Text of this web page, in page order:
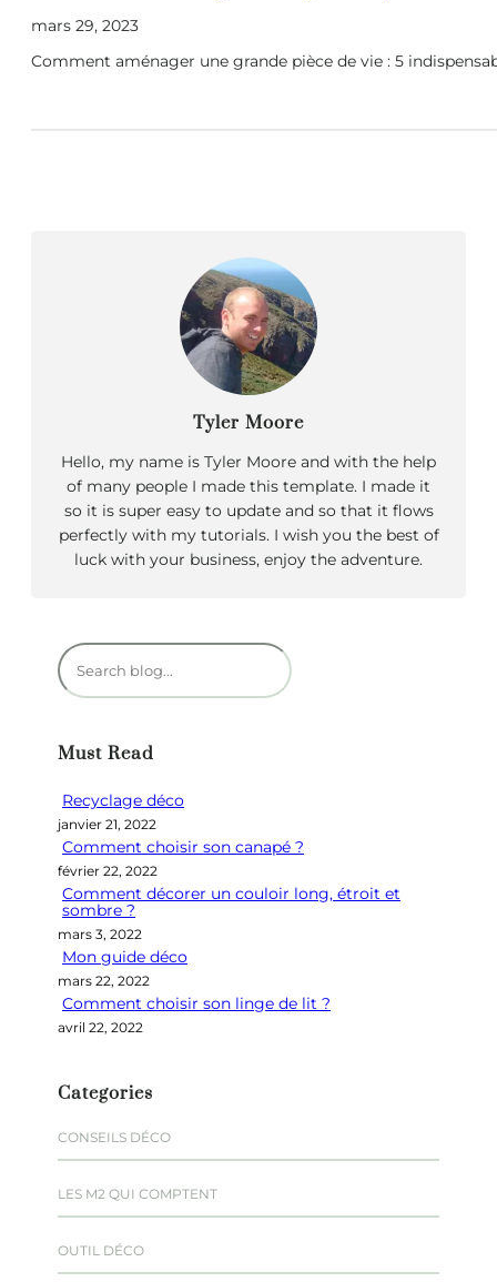
mars 29, 2023
Comment aménager une grande pièce de vie : 5
Tyler Moore
Hello, my name is Tyler Moore and with the help
of many people I made this template. I made it
so it is super easy to update and so that it flows
perfectly with my tutorials. I wish you the best of
luck with your business, enjoy the adventure.
R
e
e
c
h
e
Must Read
Recyclage déco
janvier 21, 2022
Comment choisir son canapé ?
février 22, 2022
Comment décorer un couloir long, étroit et
sombre ?
mars 3, 2022
Mon guide déco
mars 22, 2022
Comment choisir son linge de lit ?
avril 22, 2022
Categories
CONSEILS DÉCO
LES M2 QUI COMPTENT
OUTIL DÉCO